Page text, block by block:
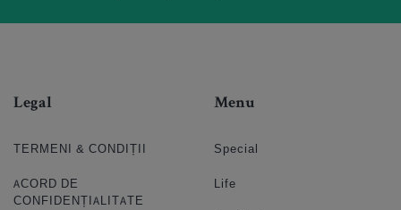
Legal
TERMENI & CONDIȚII
ACORD DE
CONFIDENȚIALITATE
Menu
Special
Life